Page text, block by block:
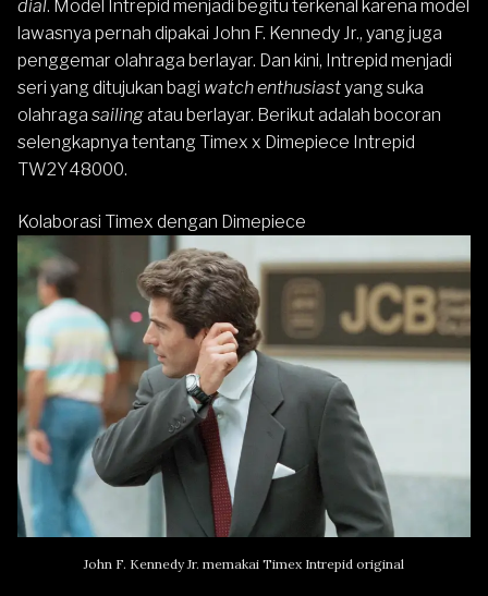
dial. Model Intrepid menjadi begitu terkenal karena model
lawasnya pernah dipakai John F. Kennedy Jr., yang juga
penggemar olahraga berlayar. Dan kini, Intrepid menjadi
seri yang ditujukan bagi watch enthusiastyang suka
olahraga sailingatau berlayar. Berikut adalah bocoran
selengkapnya tentang Timex x Dimepiece Intrepid
TW2Y48000.
Kolaborasi Timex dengan Dimepiece
John F. Kennedy Jr. memakai Timex Intrepid original